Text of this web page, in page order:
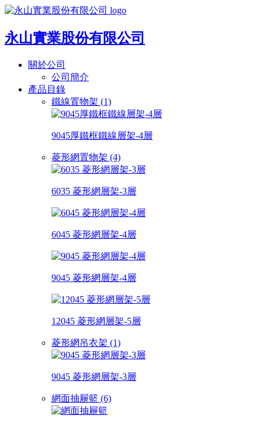
永山實業股份有限公司
關於公司
公司簡介
產品目錄
鐵線置物架 (1)
9045厚鐵框鐵線層架-4層
菱形網置物架 (4)
6035 菱形網層架-3層
6045 菱形網層架-4層
9045 菱形網層架-4層
12045 菱形網層架-5層
菱形網吊衣架 (1)
9045 菱形網層架-3層
網面抽屜籃 (6)